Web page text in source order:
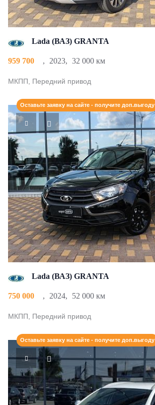
Lada (ВАЗ) GRANTA
959 700 , 2023, 32 000 км
МКПП, Передний привод
Оставьте заявку на сайте - получите доп.выгоду
Lada (ВАЗ) GRANTA
750 000 , 2024, 52 000 км
МКПП, Передний привод
Оставьте заявку на сайте - получите доп.выгоду